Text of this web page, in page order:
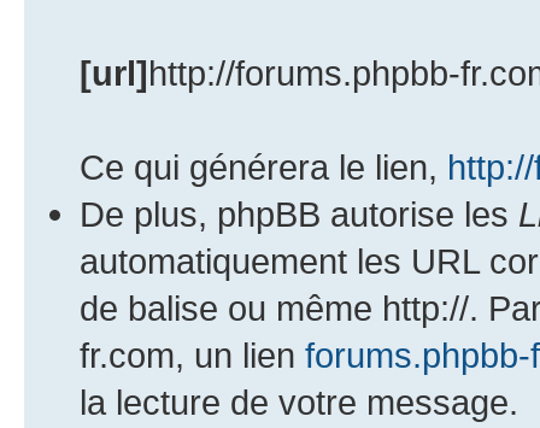
[url]http://forums.phpbb-
Ce qui générera le lien,
De plus, phpBB autorise les
automatiquement les URL
de balise ou même http://.
fr.com, un lien forums.phpbb-
la lecture de votre message.